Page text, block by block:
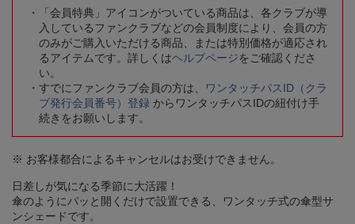
「会員特典」アイコンがついている商品は、各クラブが導
入しているファンクラブなどの会員制度により、会員の方
のみがご購入いただける商品、または特別価格が適応され
るアイテムです。詳しくはヘルプページをご確認くださ
い。
すでにファンクラブ会員の方は、
ワンタッチパスID（クラ
ブ発行会員番号）登録 からワンタッチパスIDの紐付け手
続きをお願いします。
※ お客様都合によるキャンセルはお受けできません。
日差しが気になる季節に大活躍！
傘のようにパッと開くだけで設置できる、ワンタッチ式の傘型サ
ンシェードです。